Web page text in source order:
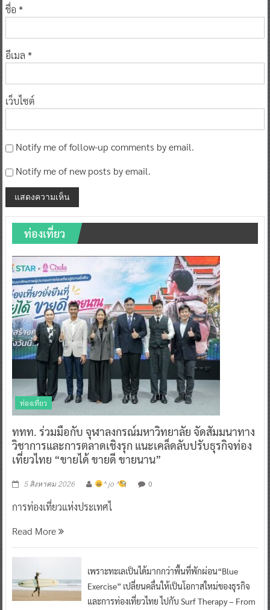
ชื่อ *
อีเมล *
เว็บไซต์
Notify me of follow-up comments by email.
Notify me of new posts by email.
ท่องเที่ยว
ท่องเที่ยว
ททท. ร่วมมือกับ จุฬาลงกรณ์มหาวิทยาลัย จัดสัมมนาทาง
วิชาการและการตลาดเชิงรุก แนะเคล็ดลับปรับธุรกิจท่อง
เที่ยวไทย “ขายได้ ขายดี ขายนาน”
5 สิงหาคม 2026 ^ jo ^ 0
การท่องเที่ยวแห่งประเทศไ
Read More
เพราะทะเลเป็นได้มากกว่าพื้นที่พักผ่อน“Blue
Exercise” เปลี่ยนคลื่นให้เป็นโอกาสใหม่ของธุรกิจ
และการท่องเที่ยวไทย ไปกับ Surf Therapy – From